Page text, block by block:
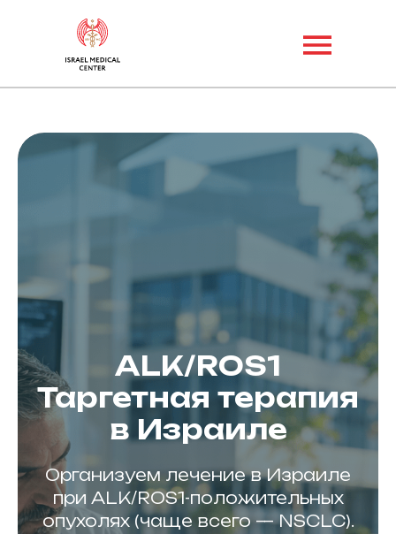
Tel-Aviv, Israel
medicalcenter.com
740-101
589-737
ПрепаратыСтатьи
ALK/ROS1
Таргетная терапия
в Израиле
Организуем лечение в Израиле
при ALK/ROS1-положительных
опухолях (чаще всего — NSCLC).